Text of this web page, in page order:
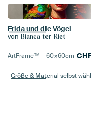
Frida und die Vögel
von Bianca ter Riet
ArtFrame™ –60×60cm
Größe & Material selbst